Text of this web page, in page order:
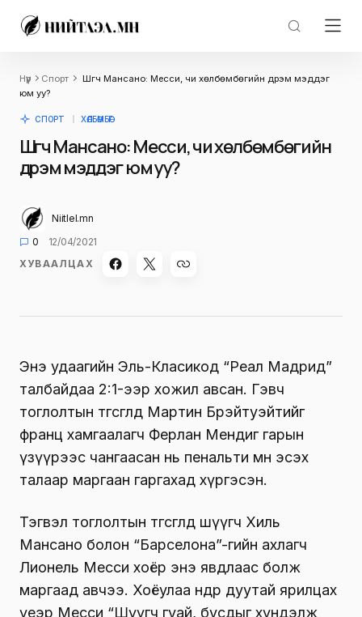
Нүүр Спорт
Шүүгч Мансано: Месси, чи хөлбөмбөгийн дүрэм мэддэг
юм уу?
СПОРТ ХӨЛБӨМБӨГ
Шүүгч Мансано: Месси, чи хөлбөмбөгийн
дүрэм мэддэг юм уу?
Niitlel.mn
0
12/04/2021
ХУВААЛЦАХ
Энэ удаагийн Эль-Класикод “Реал Мадрид”
талбайдаа 2:1-ээр хожил авсан. Гэвч
тоглолтын төгсгөлд Мартин Брэйтуэйтийг
франц хамгаалагч Ферлан Мендиг гарын
үзүүрээс чангаасан нь пенальти мөн эсэх
талаар маргаан гаргахад хүргэсэн.
Тэгвэл тоглолтын төгсгөлд шүүгч Хиль
Мансано болон “Барселона”-гийн ахлагч
Лионель Месси хоёр энэ явдлаас болж
маргаад авчээ. Хоёулаа өндөр дуутай ярилцах
үеэр Месси “Шүүгч гуай, бусдыг хүндэлж